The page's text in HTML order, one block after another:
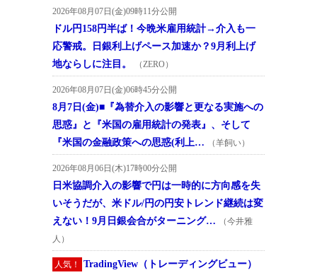
2026年08月07日(金)09時11分公開
ドル円158円半ば！今晩米雇用統計→介入も一
応警戒。日銀利上げペース加速か？9月利上げ
地ならしに注目。
（ZERO）
2026年08月07日(金)06時45分公開
8月7日(金)■『為替介入の影響と更なる実施への
思惑』と『米国の雇用統計の発表』、そして
『米国の金融政策への思惑(利上…
（羊飼い）
2026年08月06日(木)17時00分公開
日米協調介入の影響で円は一時的に方向感を失
いそうだが、米ドル/円の円安トレンド継続は変
えない！9月日銀会合がターニング…
（今井雅
人）
人気！ TradingView（トレーディングビュー）